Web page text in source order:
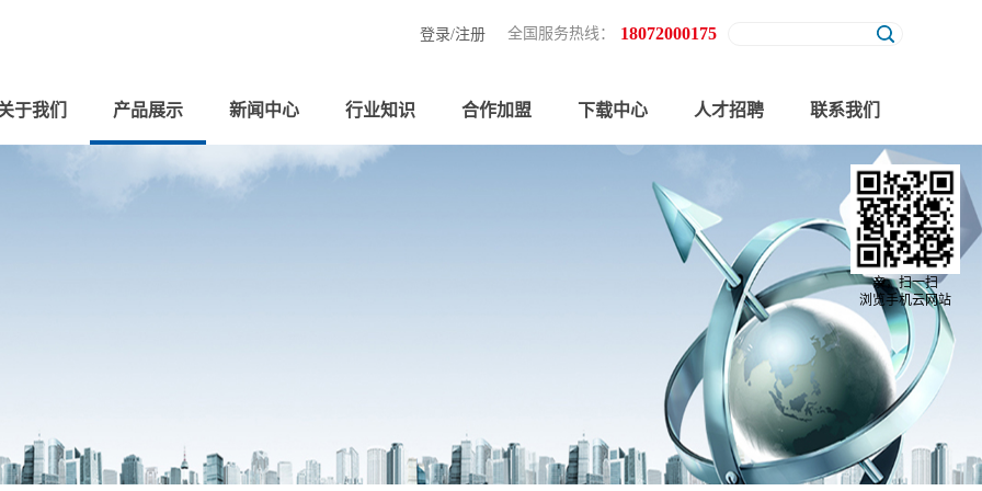
全国服务热线： 18072000175
登录/注册
于我们 产品展示 新闻中心 行业知识 合作加盟 下载中心 人才招聘 联系我们
亲，扫一扫
浏览手机云网站